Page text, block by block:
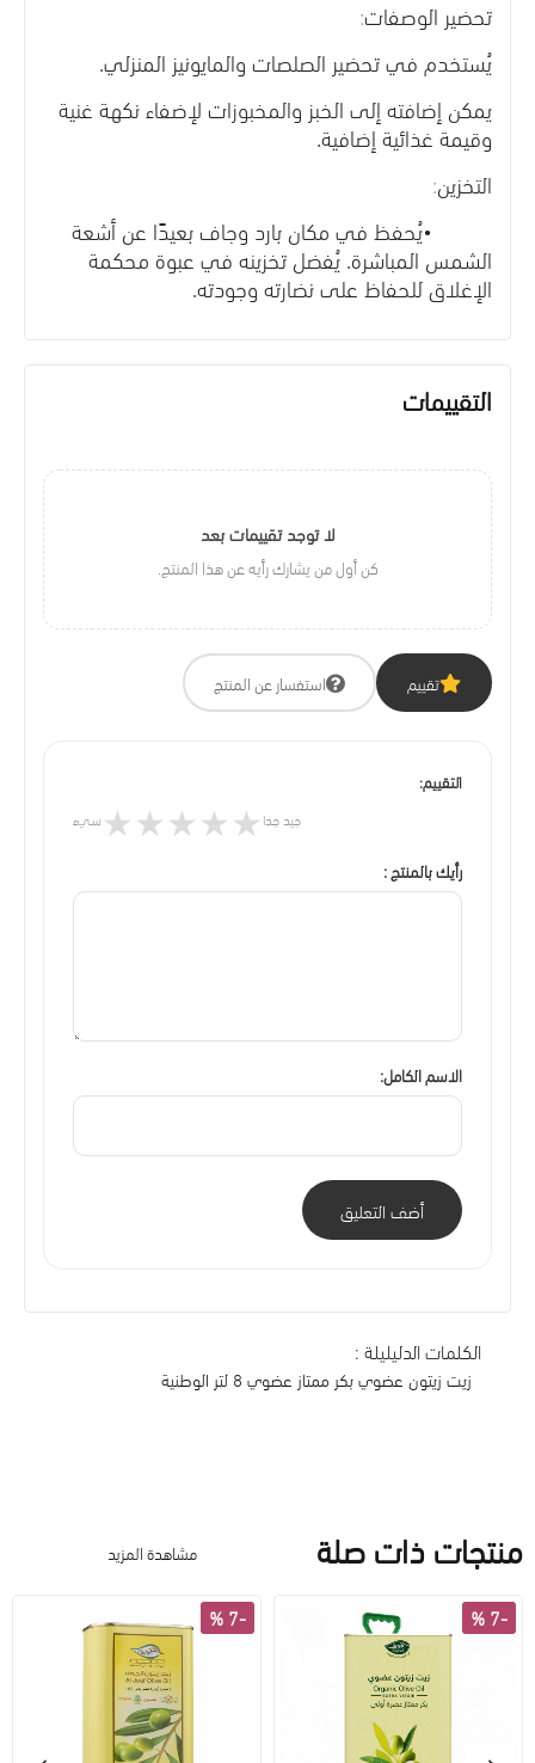
تحضير الوصفات:
يُستخدم في تحضير الصلصات والمايونيز المنزلي.
يمكن إضافته إلى الخبز والمخبوزات لإضفاء نكهة غنية
وقيمة غذائية إضافية.
التخزين:
•يُحفظ في مكان بارد وجاف بعيدًا عن أشعة
الشمس المباشرة. يُفضل تخزينه في عبوة محكمة
الإغلاق للحفاظ على نضارته وجودته.
التقييمات
لا توجد تقييمات بعد
كن أول من يشارك رأيه عن هذا المنتج.
تقييم استفسار عن المنتج
التقييم:
سيء ★★★★★ جيد جدا
رأيك بالمنتج :
الاسم الكامل:
أضف التعليق
الكلمات الدليليلة :
زيت زيتون عضوي بكر ممتاز عضوي 8 لتر الوطنية
منتجات ذات صلة مشاهدة المزيد
-7 %
-7 %